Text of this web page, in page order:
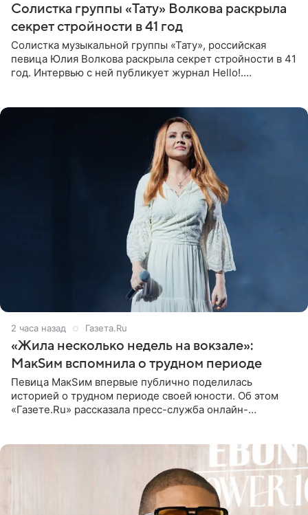
Солистка группы «Тату» Волкова раскрыла
секрет стройности в 41 год
Солистка музыкальной группы «Тату», российская
певица Юлия Волкова раскрыла секрет стройности в 41
год. Интервью с ней публикует журнал Hello!.
2 часа назад Газета.Ru
«Жила несколько недель на вокзале»:
МакSим вспомнила о трудном периоде
Певица МакSим впервые публично поделилась
историей о трудном периоде своей юности. Об этом
«Газете.Ru» рассказала пресс-служба онлайн-